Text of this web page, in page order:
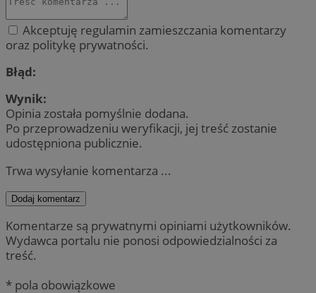
Akceptuję regulamin zamieszczania komentarzy
oraz politykę prywatności.
Błąd:
Wynik:
Opinia została pomyślnie dodana.
Po przeprowadzeniu weryfikacji, jej treść zostanie
udostępniona publicznie.
Trwa wysyłanie komentarza ...
Dodaj komentarz
Komentarze są prywatnymi opiniami użytkowników.
Wydawca portalu nie ponosi odpowiedzialności za
treść.
* pola obowiązkowe